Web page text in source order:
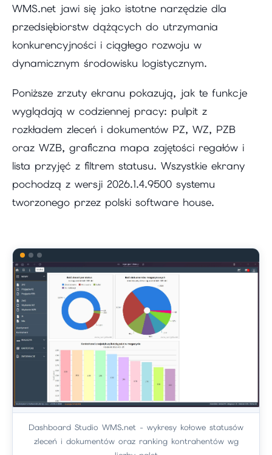
WMS.net jawi się jako istotne narzędzie dla
przedsiębiorstw dążących do utrzymania
konkurencyjności i ciągłego rozwoju w
dynamicznym środowisku logistycznym.
Poniższe zrzuty ekranu pokazują, jak te funkcje
wyglądają w codziennej pracy: pulpit z
rozkładem zleceń i dokumentów PZ, WZ, PZB
oraz WZB, graficzna mapa zajętości regałów i
lista przyjęć z filtrem statusu. Wszystkie ekrany
pochodzą z wersji 2026.1.4.9500 systemu
tworzonego przez polski software house.
Dashboard Studio WMS.net - wykresy kołowe statusów
zleceń i dokumentów oraz ranking kontrahentów wg